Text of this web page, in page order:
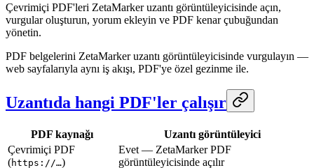
Çevrimiçi PDF'leri ZetaMarker uzantı görüntüleyicisinde açın,
vurgular oluşturun, yorum ekleyin ve PDF kenar çubuğundan
yönetin.
PDF belgelerini ZetaMarker uzantı görüntüleyicisinde vurgulayın —
web sayfalarıyla aynı iş akışı, PDF'ye özel gezinme ile.
Uzantıda hangi PDF'ler çalışır
PDF kaynağı
Uzantı görüntüleyici
Çevrimiçi PDF
(https://…)
Evet — ZetaMarker PDF
görüntüleyicisinde açılır